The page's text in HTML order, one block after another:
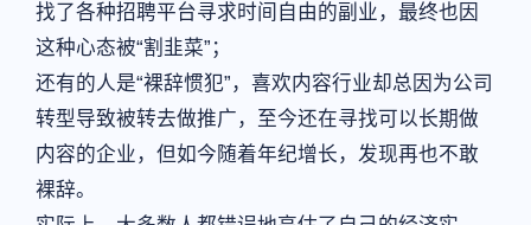
找了各种招聘平台寻求时间自由的副业，最终也因
这种心态被“割韭菜”；
还有的人是“裸辞惯犯”，喜欢内容行业却总因为公司
转型导致被转去做推广，至今还在寻找可以长期做
内容的企业，但如今随着年纪增长，发现再也不敢
裸辞。